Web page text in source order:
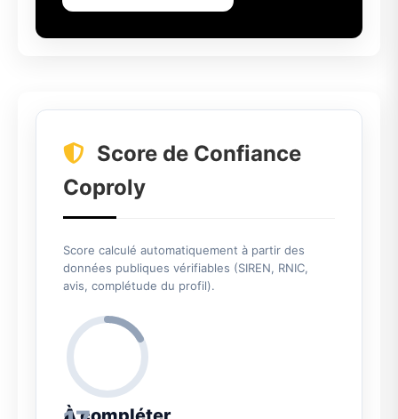
Score de Confiance
Coproly
Score calculé automatiquement à partir des
données publiques vérifiables (SIREN, RNIC,
avis, complétude du profil).